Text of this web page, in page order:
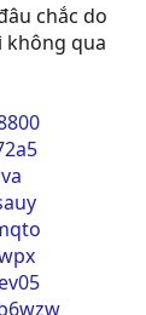
chắc do
không qua